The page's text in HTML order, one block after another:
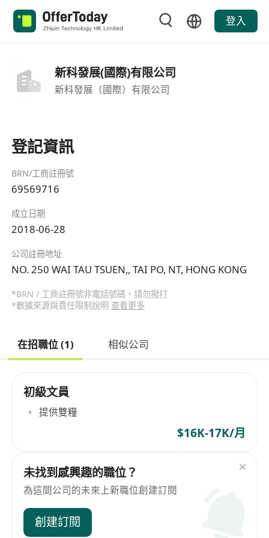
登入
新科發展(國際)有限公司
新科發展（國際）有限公司
登記資訊
BRN/工商註冊號
69569716
成立日期
2018-06-28
公司註冊地址
NO. 250 WAI TAU TSUEN,, TAI PO, NT, HONG KONG
*BRN / 工商註冊號非電話號碼，請勿撥打
*數據來源與責任限制說明 查看更多
在招職位 (1) 相似公司
初級文員
提供雙糧
$16K-17K/月
未找到感興趣的職位？
為這間公司的未來上新職位創建訂閱
創建訂閱